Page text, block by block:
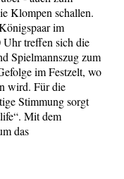
Klompen schallen.
im
Uhr treffen sich die
Spielmannszug zum
im Festzelt, wo
wird. Für die
Stimmung sorgt
Mit dem
das